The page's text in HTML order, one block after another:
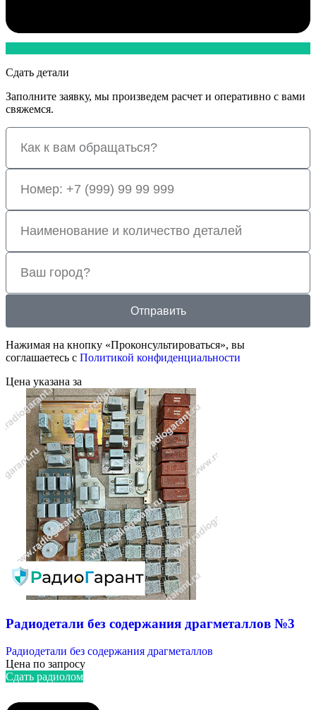
Сдать детали
Заполните заявку, мы произведем расчет и оперативно с вами
свяжемся.
Отправить
Нажимая на кнопку «Проконсультироваться», вы
соглашаетесь с Политикой конфиденциальности
Цена указана за
Радиодетали без содержания драгметаллов №3
Радиодетали без содержания драгметаллов
Цена по запросу
Сдать радиолом